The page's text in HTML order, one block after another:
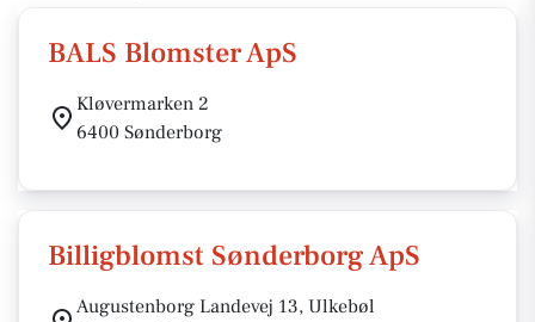
BALS Blomster ApS
Kløvermarken 2
6400 Sønderborg
Billigblomst Sønderborg ApS
Augustenborg Landevej 13, Ulkebøl